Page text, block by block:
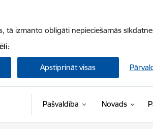
tā izmanto obligāti nepieciešamās
Apstiprināt visas
Pašvaldība Novads